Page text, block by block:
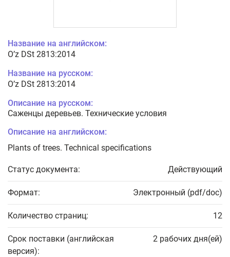
Название на английском:
O’z DSt 2813:2014
Название на русском:
O’z DSt 2813:2014
Описание на русском:
Саженцы деревьев. Технические условия
Описание на английском:
Plants of trees. Technical specifications
Статус документа: Действующий
Формат: Электронный (pdf/doc)
Количество страниц: 12
Срок поставки (английская
версия):
2 рабочих дня(ей)